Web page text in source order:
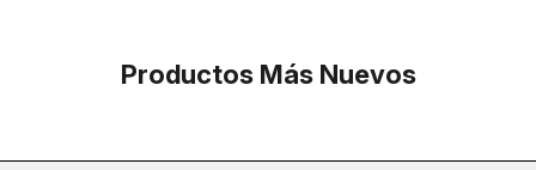
Productos Más Nuevos